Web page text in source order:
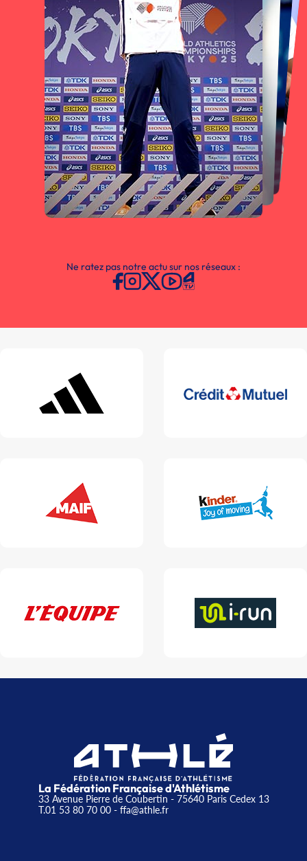
Ne ratez pas notre actu sur nos réseaux :
La Fédération Française d'Athlétisme
33 Avenue Pierre de Coubertin - 75640 Paris Cedex 13
T.01 53 80 70 00- ffa@athle.fr